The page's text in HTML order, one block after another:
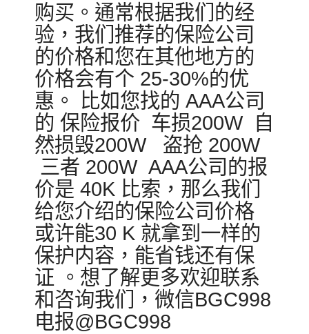
购买。通常根据我们的经
验，我们推荐的保险公司
的价格和您在其他地方的
价格会有个 25-30%的优
惠。 比如您找的 AAA公司
的 保险报价 车损200W 自
然损毁200W 盗抢 200W
三者 200W AAA公司的报
价是 40K 比索，那么我们
给您介绍的保险公司价格
或许能30 K 就拿到一样的
保护内容，能省钱还有保
证 。想了解更多欢迎联系
和咨询我们，微信BGC998
电报@BGC998